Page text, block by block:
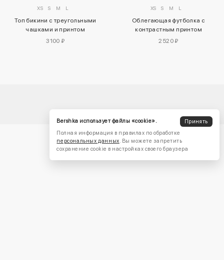
XS S M L
Топ бикини с треугольными
чашками и принтом
3100 ₽
XS S M L
Облегающая футболка с
контрастным принтом
2520 ₽
Bershka использует файлы «cookie».
Принять
Полная информация в правилах по обработке
персональных данных. Вы можете запретить
сохранение cookie в настройках своего браузера